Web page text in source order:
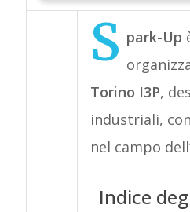
S park-Up
Torino I3P,
industriali,
nel campo
Indice